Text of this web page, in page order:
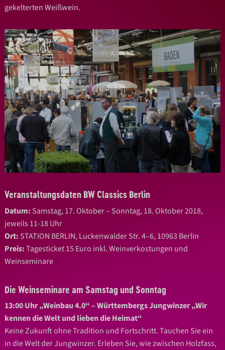
gekelterten Weißwein.
Veranstaltungsdaten BW Classics Berlin
Datum: Samstag, 17. Oktober – Sonntag, 18. Oktober 2018,
jeweils 11-18 Uhr
Ort: STATION BERLIN, Luckenwalder Str. 4–6, 10963 Berlin
Preis:Tagesticket 15 Euro inkl. Weinverkostungen und
Weinseminare
Die Weinseminare am Samstag und Sonntag
13:00 Uhr „Weinbau 4.0“ – Württembergs Jungwinzer „Wir
kennen die Welt und lieben die Heimat“
Keine Zukunft ohne Tradition und Fortschritt. Tauchen Sie ein
in die Welt der Jungwinzer. Erleben Sie, wie zwischen Holzfass,